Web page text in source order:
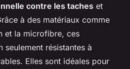
contre les taches et
à des matériaux comme
et la microfibre, ces
seulement résistantes à
Elles sont idéales pour